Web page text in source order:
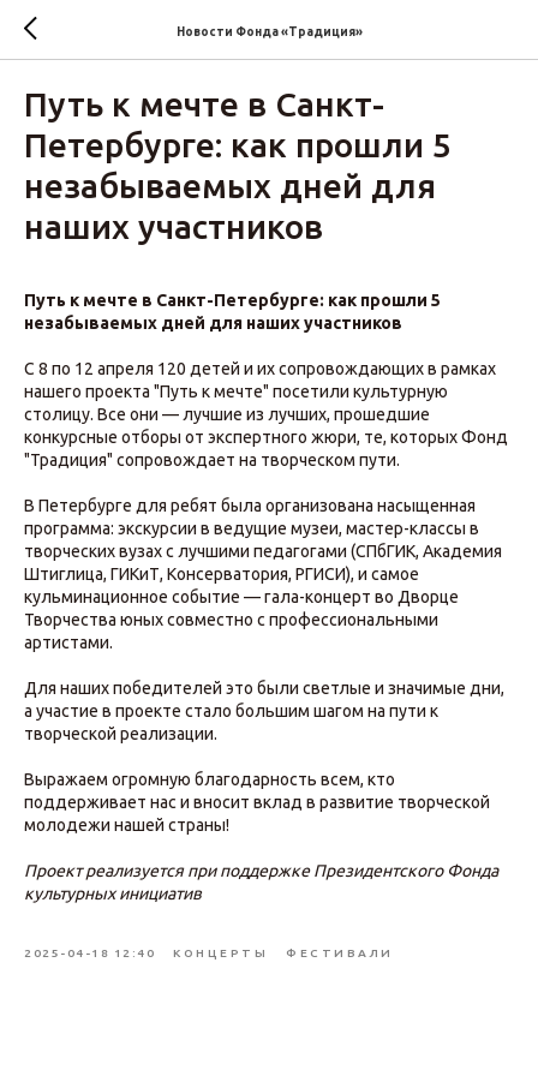
Новости Фонда «Традиция»‎
Путь к мечте в Санкт-
Петербурге: как прошли 5
незабываемых дней для
наших участников
Путь к мечте в Санкт-Петербурге: как прошли 5
незабываемых дней для наших участников
С 8 по 12 апреля 120 детей и их сопровождающих в рамках
нашего проекта "Путь к мечте" посетили культурную
столицу. Все они — лучшие из лучших, прошедшие
конкурсные отборы от экспертного жюри, те, которых Фонд
"Традиция" сопровождает на творческом пути.
В Петербурге для ребят была организована насыщенная
программа: экскурсии в ведущие музеи, мастер-классы в
творческих вузах с лучшими педагогами (СПбГИК, Академия
Штиглица, ГИКиТ, Консерватория, РГИСИ), и самое
кульминационное событие — гала-концерт во Дворце
Творчества юных совместно с профессиональными
артистами.
Для наших победителей это были светлые и значимые дни,
а участие в проекте стало большим шагом на пути к
творческой реализации.
Выражаем огромную благодарность всем, кто
поддерживает нас и вносит вклад в развитие творческой
молодежи нашей страны!
Проект реализуется при поддержке Президентского Фонда
культурных инициатив
2025-04-18 12:40 КОНЦЕРТЫ ФЕСТИВАЛИ